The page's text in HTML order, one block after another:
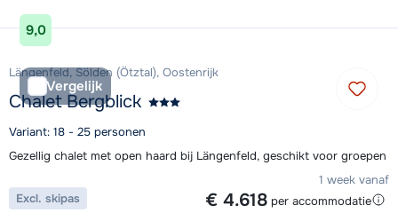
Bekijk accommodatie
9,0
Vergelijk
Längenfeld, Sölden (Ötztal), Oostenrijk
Chalet Bergblick
Variant: 18 - 25 personen
Gezellig chalet met open haard bij Längenfeld, geschikt voor groepen
1 week vanaf
€ 4.618 per accommodatie
Excl. skipas